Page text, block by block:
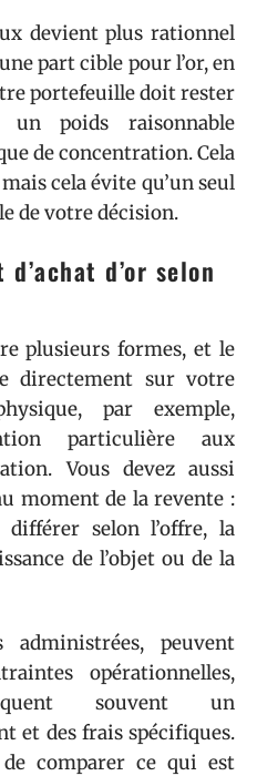
devient plus rationnel
part cible pour l’or, en
portefeuille doit rester
un poids raisonnable
de concentration. Cela
cela évite qu’un seul
de votre décision.
d’or selon
plusieurs formes, et le
directement sur votre
par exemple,
particulière aux
Vous devez aussi
moment de la revente :
selon l’offre, la
de l’objet ou de la
administrées, peuvent
opérationnelles,
souvent un
et des frais spécifiques.
comparer ce qui est